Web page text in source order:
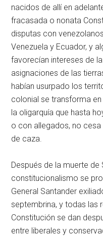
nacidos de allí en
fracasada o nonata
disputas con
Venezuela y Ecuador, y
favorecían intereses de
asignaciones de las
habían usurpado los
colonial se transforma
la oligarquía que hasta
o con allegados, no
de caza.
Después de la muerte de
constitucionalismo se
General Santander
septembrina, y todas las
Constitución se dan
entre liberales y